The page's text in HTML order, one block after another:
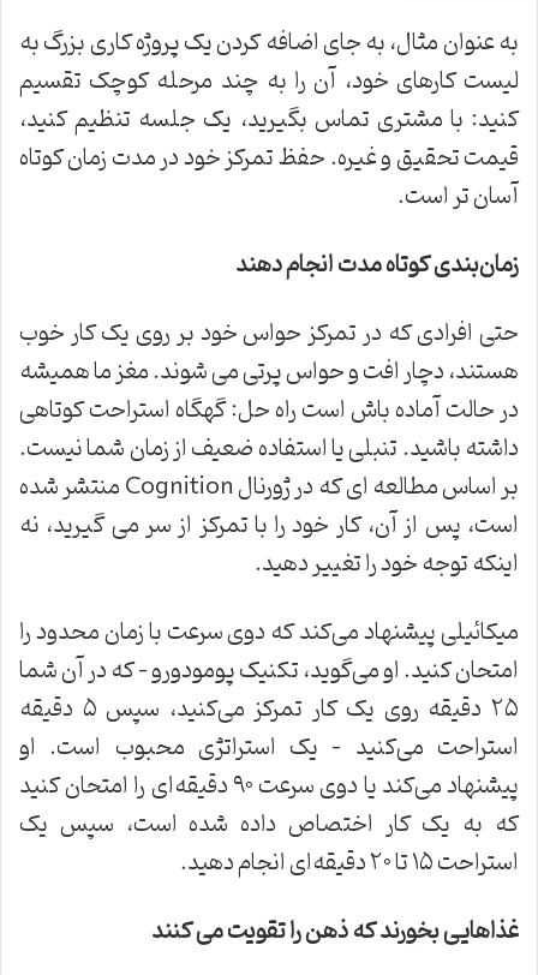
به عنوان مثال، به جای اضافه کردن یک پروژه کاری بزرگ به
لیست کارهای خود، آن را به چند مرحله کوچک تقسیم
کنید: با مشتری تماس بگیرید، یک جلسه تنظیم کنید،
قیمت تحقیق و غیره. حفظ تمرکز خود در مدت زمان کوتاه
آسان تر است.
زمان‌بندی کوتاه مدت انجام دهند
حتی افرادی که در تمرکز حواس خود بر روی یک کار خوب
هستند، دچار افت و حواس پرتی می شوند. مغز ما همیشه
در حالت آماده باش است راه حل: گهگاه استراحت کوتاهی
داشته باشید. تنبلی یا استفاده ضعیف از زمان شما نیست.
بر اساس مطالعه ای که در ژورنال Cognition منتشر شده
است، پس از آن، کار خود را با تمرکز از سر می گیرید، نه
اینکه توجه خود را تغییر دهید.
میکائیلی پیشنهاد می‌کند که دوی سرعت با زمان محدود را
امتحان کنید. او می‌گوید، تکنیک پومودورو – که در آن شما
۲۵ دقیقه روی یک کار تمرکز می‌کنید، سپس ۵ دقیقه
استراحت می‌کنید – یک استراتژی محبوب است. او
پیشنهاد می‌کند یا دوی سرعت ۹۰ دقیقه‌ای را امتحان کنید
که به یک کار اختصاص داده شده است، سپس یک
استراحت ۱۵ تا ۲۰ دقیقه‌ای انجام دهید.
غذاهایی بخورند که ذهن را تقویت می کنند